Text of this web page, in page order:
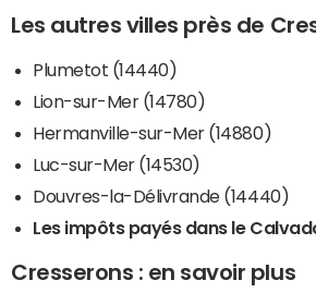
Les autres villes près de
Plumetot (14440)
Lion-sur-Mer (14780)
Hermanville-sur-Mer (14880)
Luc-sur-Mer (14530)
Douvres-la-Délivrande (14440)
Les impôts payés dans le
Cresserons : en savoir plus